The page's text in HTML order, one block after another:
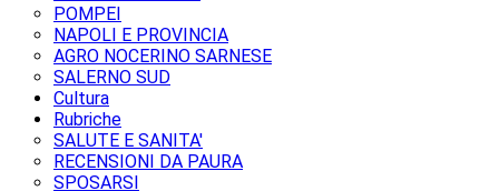
POMPEI
NAPOLI E PROVINCIA
AGRO NOCERINO SARNESE
SALERNO SUD
Cultura
Rubriche
SALUTE E SANITA'
RECENSIONI DA PAURA
SPOSARSI